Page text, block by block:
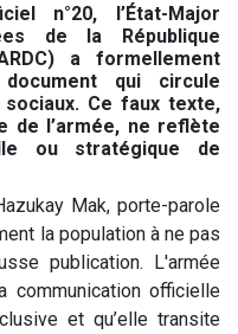
n°20, l’État-Major
de la République
a formellement
document qui circule
Ce faux texte,
de l’armée, ne reflète
ou stratégique de
Mak, porte-parole
la population à ne pas
publication. L'armée
communication officielle
et qu’elle transite